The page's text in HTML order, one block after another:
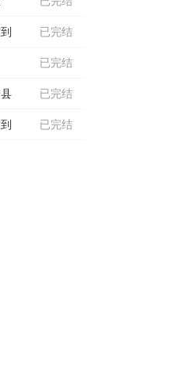
已完结
已完结
已完结
已完结